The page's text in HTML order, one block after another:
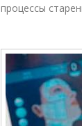
процессы